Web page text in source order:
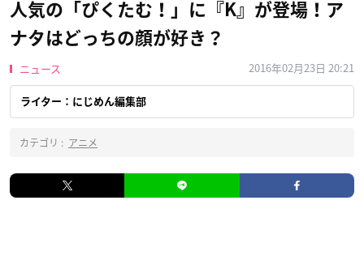
人気の「ぴくたむ！」に『K』が登場！ア
ナタはどっちの顔が好き？
ニュース 2016年02月23日 20:21
ライター：にじめん編集部
カテゴリ : アニメ